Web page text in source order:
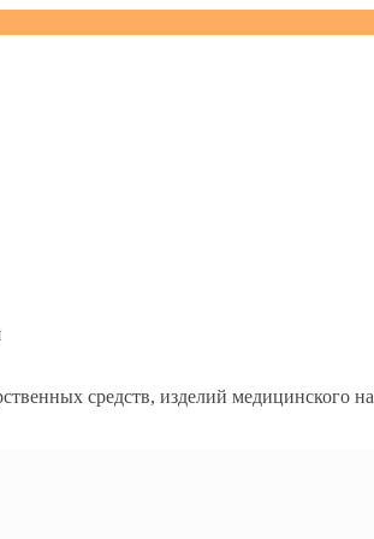
средств, изделий медицинского